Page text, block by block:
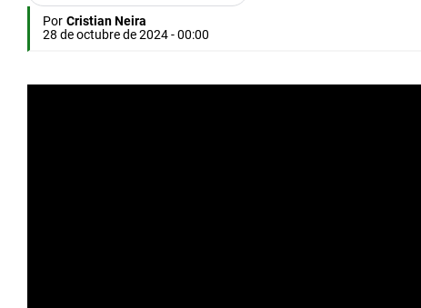
Por Cristian Neira
28 de octubre de 2024 - 00:00